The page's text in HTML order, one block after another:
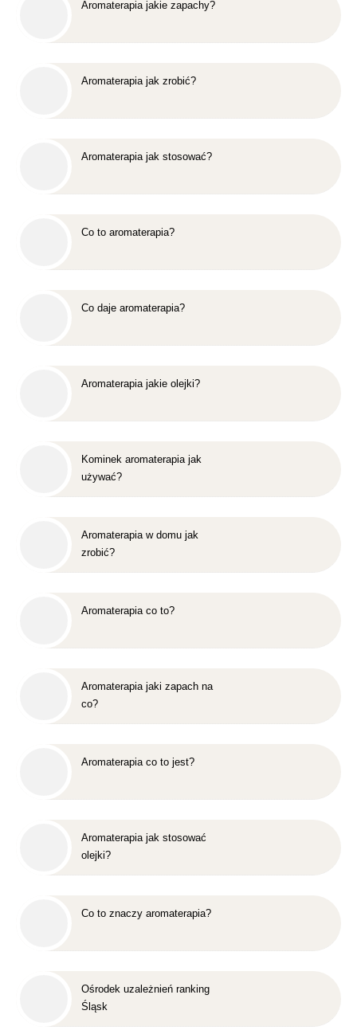
Aromaterapia jakie zapachy?
Aromaterapia jak zrobić?
Aromaterapia jak stosować?
Co to aromaterapia?
Co daje aromaterapia?
Aromaterapia jakie olejki?
Kominek aromaterapia jak
używać?
Aromaterapia w domu jak
zrobić?
Aromaterapia co to?
Aromaterapia jaki zapach na
co?
Aromaterapia co to jest?
Aromaterapia jak stosować
olejki?
Co to znaczy aromaterapia?
Ośrodek uzależnień ranking
Śląsk